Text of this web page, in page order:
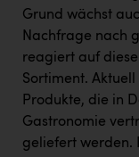
Vorlagenportal
Wir besiegen Krebs
ZGONC
ZULuft - Zukunft
Grund wächst
Nachfrage nach
reagiert auf
Sortiment.
Produkte, die in
Gastronomie
geliefert werden.